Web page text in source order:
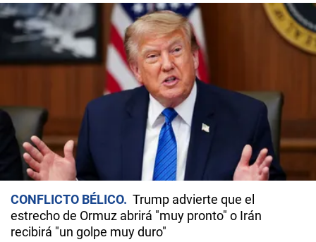
CONFLICTO BÉLICO
Trump advierte que el
estrecho de Ormuz abrirá "muy pronto" o Irán
recibirá "un golpe muy duro"